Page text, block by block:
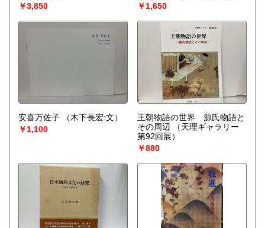
￥3,850
￥1,650
安喜万佐子
（木下長宏:文）
￥1,100
王朝物語の世界 源氏物語と
その周辺
（天理ギャラリー
第92回展）
￥880